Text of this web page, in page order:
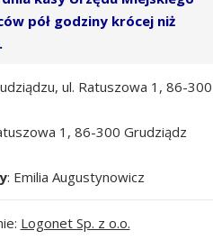
pół godziny krócej niż
ul. Ratuszowa 1, 86-300
1, 86-300 Grudziądz
: Emilia Augustynowicz
Logonet Sp. z o.o.